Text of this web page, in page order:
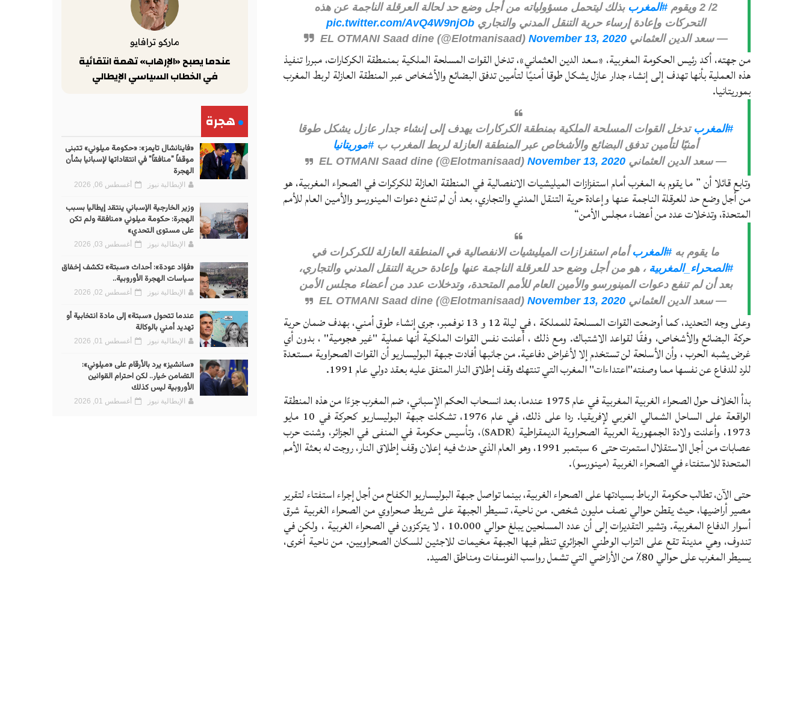
2/ 2 ويقوم #المغرب بذلك ليتحمل مسؤولياته من أجل وضع حد لحالة العرقلة الناجمة عن هذه
التحركات وإعادة إرساء حرية التنقل المدني والتجاريpic.twitter.com/AvQ4W9njOb
— سعد الدين العثماني EL OTMANI Saad dine (@Elotmanisaad)November 13, 2020
من جهته، أكد رئيس الحكومة المغربية، «سعد الدين العثماني»، تدخل القوات المسلحة الملكية بمنمطقة الكركارات، مبررا تنفيذ
هذه العملية بأنها تهدف إلى إنشاء جدار عازل يشكل طوقا أمنيًا لتأمين تدفق البضائع والأشخاص عبر المنطقة العازلة لربط المغرب
بموريتانيا.
#المغرب تدخل القوات المسلحة الملكية بمنطقة الكركارات يهدف إلى إنشاء جدار عازل يشكل طوقا
أمنيًا لتأمين تدفق البضائع والأشخاص عبر المنطقة العازلة لربط المغرب ب #موريتانيا
— سعد الدين العثماني EL OTMANI Saad dine (@Elotmanisaad)November 13, 2020
وتابع قائلا أن ” ما يقوم به المغرب أمام استفزازات الميليشيات الانفصالية في المنطقة العازلة للكركرات في الصحراء المغربية، هو
من أجل وضع حد للعرقلة الناجمة عنها وإعادة حرية التنقل المدني والتجاري، بعد أن لم تنفع دعوات المينورسو والأمين العام للأمم
المتحدة، وتدخلات عدد من أعضاء مجلس الأمن“
ما يقوم به #المغرب أمام استفزازات الميليشيات الانفصالية في المنطقة العازلة للكركرات في
#الصحراء_المغربية ، هو من أجل وضع حد للعرقلة الناجمة عنها وإعادة حرية التنقل المدني والتجاري،
بعد أن لم تنفع دعوات المينورسو والأمين العام للأمم المتحدة، وتدخلات عدد من أعضاء مجلس الأمن
— سعد الدين العثماني EL OTMANI Saad dine (@Elotmanisaad)November 13, 2020
وعلى وجه التحديد، كما أوضحت القوات المسلحة للمملكة ، في ليلة 12 و 13 نوفمبر، جرى إنشاء طوق أمني، بهدف ضمان حرية
حركة البضائع والأشخاص، وفقًا لقواعد الاشتباك. ومع ذلك ، أعلنت نفس القوات الملكية أنها عملية "غير هجومية" ، بدون أي
غرض يشبه الحرب ، وأن الأسلحة لن تستخدم إلا لأغراض دفاعية. من جانبها أفادت جبهة البوليساريو أن القوات الصحراوية مستعدة
للرد للدفاع عن نفسها مما وصفته"اعتداءات" المغرب التي تنتهك وقف إطلاق النار المتفق عليه بعقد دولي عام 1991.
بدأ الخلاف حول الصحراء الغربية المغربية في عام 1975 عندما، بعد انسحاب الحكم الإسباني، ضم المغرب جزءًا من هذه المنطقة
الواقعة على الساحل الشمالي الغربي لإفريقيا. ردا على ذلك، في عام 1976، تشكلت جبهة البوليساريو كحركة في 10 مايو
1973، وأعلنت ولادة الجمهورية العربية الصحراوية الديمقراطية (SADR)، وتأسيس حكومة في المنفى في الجزائر، وشنت حرب
عصابات من أجل الاستقلال استمرت حتى 6 سبتمبر 1991، وهو العام الذي حدث فيه إعلان وقف إطلاق النار، روجت له بعثة الأمم
المتحدة للاستفتاء في الصحراء الغربية (مينورسو).
حتى الآن، تطالب حكومة الرباط بسيادتها على الصحراء الغربية، بينما تواصل جبهة البوليساريو الكفاح من أجل إجراء استفتاء لتقرير
مصير أراضيها، حيث يقطن حوالي نصف مليون شخص. من ناحية، تسيطر الجبهة على شريط صحراوي من الصحراء الغربية شرق
أسوار الدفاع المغربية. وتشير التقديرات إلى أن عدد المسلحين يبلغ حوالي 10.000 ، لا يتركزون في الصحراء الغربية ، ولكن في
تندوف، وهي مدينة تقع على التراب الوطني الجزائري تنظم فيها الجبهة مخيمات للاجئين للسكان الصحراويين. من ناحية أخرى،
يسيطر المغرب على حوالي 80٪ من الأراضي التي تشمل رواسب الفوسفات ومناطق الصيد.
ماركو ترافايو
عندما يصبح «الإرهاب» تهمة انتقائية
في الخطاب السياسي الإيطالي
هجرة
«فاينانشال تايمز»: «حكومة ميلوني» تتبنى
موقفاً "منافقاً" في انتقاداتها لإسبانيا بشأن
الهجرة
الإيطالية نيوز أغسطس 06, 2026
وزير الخارجية الإسباني ينتقد إيطاليا بسبب
الهجرة: حكومة ميلوني «منافقة ولم تكن
على مستوى التحدي»
الإيطالية نيوز أغسطس 03, 2026
«فؤاد عودة»: أحداث «سبتة» تكشف إخفاق
سياسات الهجرة الأوروبية..
الإيطالية نيوز أغسطس 02, 2026
عندما تتحول «سبتة» إلى مادة انتخابية أو
تهديد أمني بالوكالة
الإيطالية نيوز أغسطس 01, 2026
«سانشيز» يرد بالأرقام على «ميلوني»:
التضامن خيار.. لكن احترام القوانين
الأوروبية ليس كذلك
الإيطالية نيوز أغسطس 01, 2026